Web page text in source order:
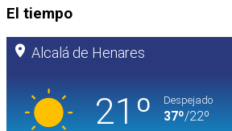
El tiempo